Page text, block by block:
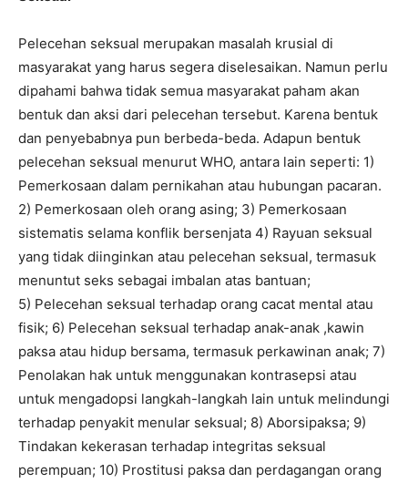
Pelecehan seksual merupakan masalah krusial di
masyarakat yang harus segera diselesaikan. Namun perlu
dipahami bahwa tidak semua masyarakat paham akan
bentuk dan aksi dari pelecehan tersebut. Karena bentuk
dan penyebabnya pun berbeda-beda. Adapun bentuk
pelecehan seksual menurut WHO, antara lain seperti: 1)
Pemerkosaan dalam pernikahan atau hubungan pacaran.
2) Pemerkosaan oleh orang asing; 3) Pemerkosaan
sistematis selama konflik bersenjata 4) Rayuan seksual
yang tidak diinginkan atau pelecehan seksual, termasuk
menuntut seks sebagai imbalan atas bantuan;
5) Pelecehan seksual terhadap orang cacat mental atau
fisik; 6) Pelecehan seksual terhadap anak-anak ,kawin
paksa atau hidup bersama, termasuk perkawinan anak; 7)
Penolakan hak untuk menggunakan kontrasepsi atau
untuk mengadopsi langkah-langkah lain untuk melindungi
terhadap penyakit menular seksual; 8) Aborsipaksa; 9)
Tindakan kekerasan terhadap integritas seksual
perempuan; 10) Prostitusi paksa dan perdagangan orang